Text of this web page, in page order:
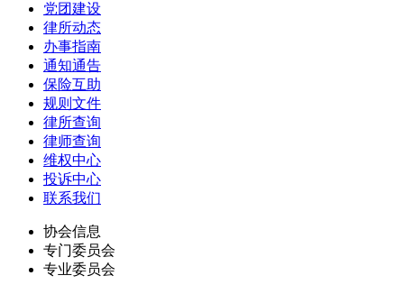
党团建设
律所动态
办事指南
通知通告
保险互助
规则文件
律所查询
律师查询
维权中心
投诉中心
联系我们
协会信息
专门委员会
专业委员会